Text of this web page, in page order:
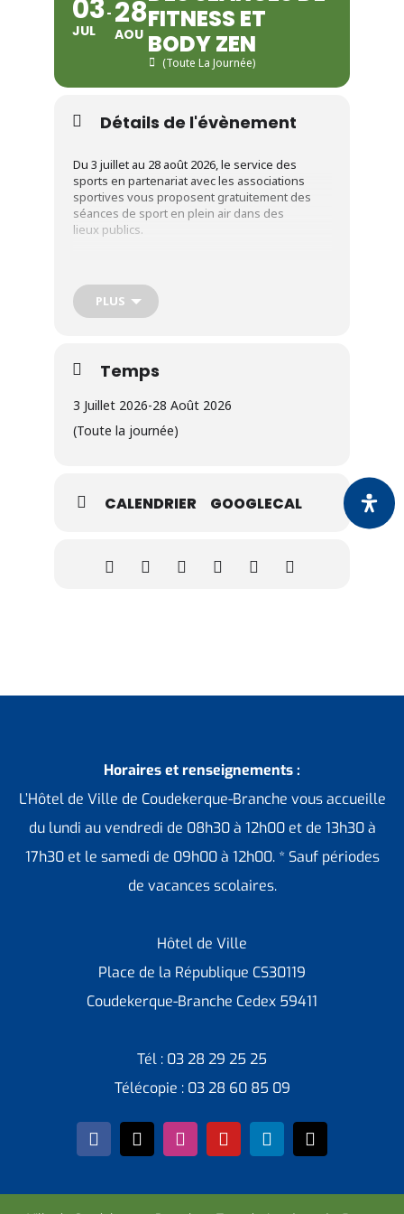
03
JUL 28
AOU
FITNESS ET
BODY ZEN
(Toute La Journée)
Détails de l'évènement
Du 3 juillet au 28 août 2026, le service des
sports en partenariat avec les associations
sportives vous proposent gratuitement des
séances de sport en plein air dans des
lieux publics.
Rendez-vous sur place avec un tapis de sol ou
une serviette de bain, et une bouteille d’eau.
Lundis : square Marie Curie
PLUS
Temps
3 Juillet 2026-28 Août 2026
(Toute la journée)
CALENDRIER GOOGLECAL
Horaires et renseignements :
L’Hôtel de Ville de Coudekerque-Branche vous accueille
du lundi au vendredi de 08h30 à 12h00 et de 13h30 à
17h30 et le samedi de 09h00 à 12h00. * Sauf périodes
de vacances scolaires.
Hôtel de Ville
Place de la République CS30119
Coudekerque-Branche Cedex 59411
Tél : 03 28 29 25 25
Télécopie : 03 28 60 85 09